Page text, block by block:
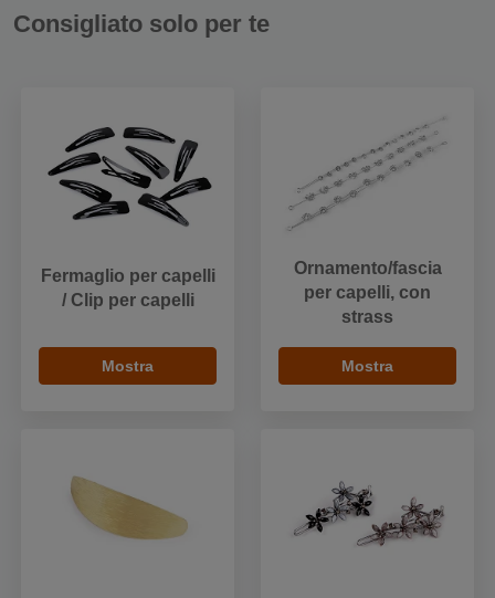
Consigliato solo per te
Fermaglio per capelli
/ Clip per capelli
Mostra
Ornamento/fascia
per capelli, con
strass
Mostra